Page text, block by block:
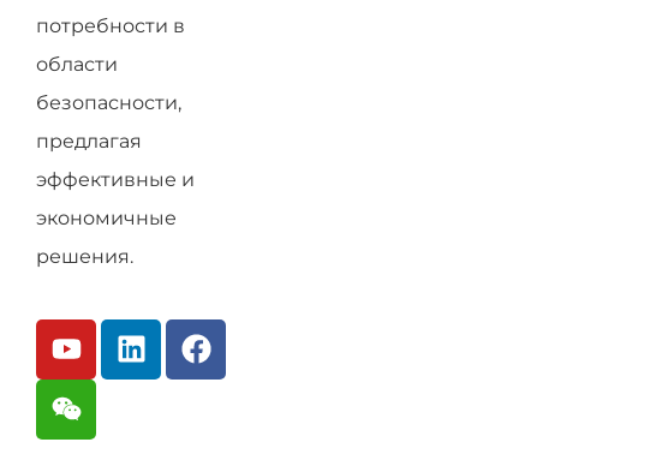
потребности в
области
безопасности,
предлагая
эффективные и
экономичные
решения.